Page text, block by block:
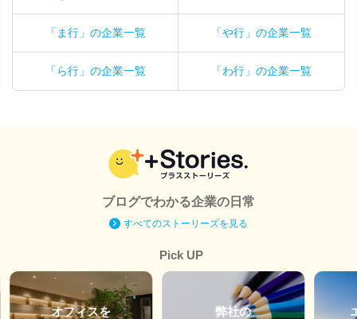
「ま行」の企業一覧 「や行」の企業一覧
「ら行」の企業一覧 「わ行」の企業一覧
ブログでわかる企業の日常
すべてのストーリーズを見る
Pick UP
オフィスを
弊社の